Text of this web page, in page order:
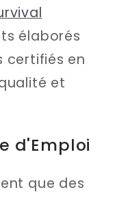
élaborés
certifiés en
et
d'Emploi
que des